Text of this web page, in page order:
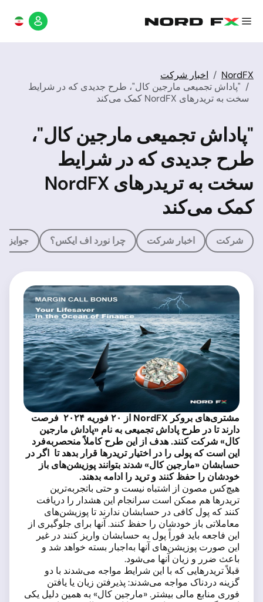
NordFX
اخبار شرکت
"پاداش تجمیعی مارجین کال"، طرح جدیدی که در شرایط
سخت به تریدرهای NordFX کمک می‌کند
"پاداش تجمیعی مارجین کال"،
طرح جدیدی که در شرایط
سخت به تریدرهای NordFX
کمک می‌کند
شرکت اخبار شرکت چرا نورد اف ایکس؟ جوایز
مشتری‌های بروکر NordFX
از ۲۰ فوریه ۲۰۲۴ فرصت
دارند تا در طرح پاداش تجمیعی به نام «پاداش مارجین
کال» شرکت کنند. هدف از این طرح کاملاً منحصربه‌فرد
این است که پولی را در اختیار تریدرها قرار بدهد تا اگر در
حسابشان «مارجین کال» شدند بتوانند پوزیشن‌های باز
خودشان را حفظ کنند و ترید را ادامه بدهند.
هیچ‌کس مصون از اشتباه نیست و حتی باتجربه‌ترین
تریدرها هم ممکن است سرانجام این هشدار را دریافت
کنند که پول کافی در حسابشان ندارند تا پوزیشن‌های
معاملاتی باز خودشان را حفظ کنند. آنها برای جلوگیری از
این فاجعه باید فوراً پول به حسابشان واریز کنند در غیر
این صورت پوزیشن‌های آنها به‌اجبار بسته خواهد شد و
باعث ضرر و زیان آنها می‌شود.
قبلاً تریدرهایی که با این شرایط مواجه می‌شدند با دو
گزینه دردناک مواجه می‌شدند: پذیرفتن زیان یا یافتن
فوری منابع مالی بیشتر. «مارجین کال» به همین دلیل یکی